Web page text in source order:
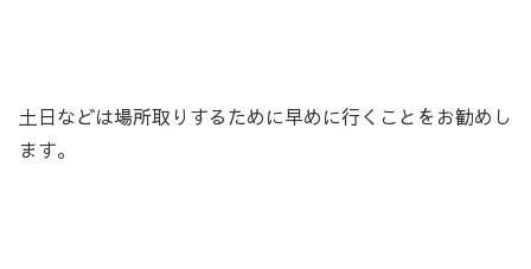
土日などは場所取りするために早めに行くことをお勧めし
ます。